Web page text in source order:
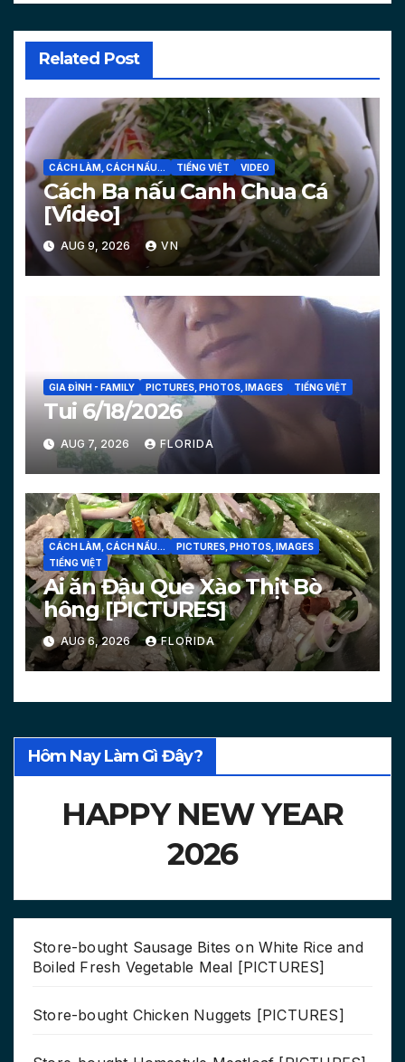
Related Post
CÁCH LÀM, CÁCH NẤU... TIẾNG VIỆT VIDEO
Cách Ba nấu Canh Chua Cá
[Video]
AUG 9, 2026 VN
GIA ĐÌNH - FAMILY PICTURES, PHOTOS, IMAGES TIẾNG VIỆT
Tui 6/18/2026
AUG 7, 2026 FLORIDA
CÁCH LÀM, CÁCH NẤU...
PICTURES, PHOTOS, IMAGES
TIẾNG VIỆT
Ai ăn Đậu Que Xào Thịt Bò
hông [PICTURES]
AUG 6, 2026 FLORIDA
Hôm Nay Làm Gì Đây?
HAPPY NEW YEAR
2026
Store-bought Sausage Bites on White Rice and
Boiled Fresh Vegetable Meal [PICTURES]
Store-bought Chicken Nuggets [PICTURES]